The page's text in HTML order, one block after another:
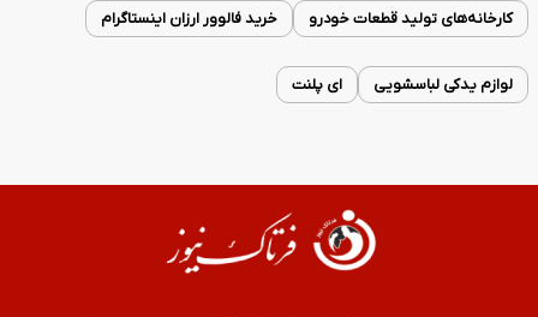
کارخانه‌های تولید قطعات خودرو خرید فالوور ارزان اینستاگرام
لوازم یدکی لباسشویی ای پلنت